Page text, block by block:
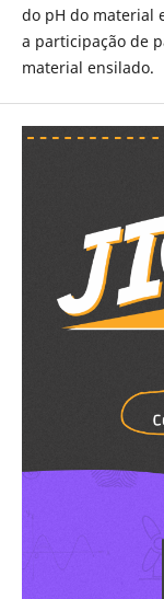
do pH do material
a participação de
material ensilado.